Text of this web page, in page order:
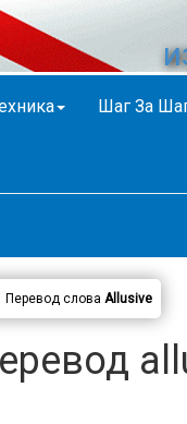
Шаг За
Перевод слова Allusive